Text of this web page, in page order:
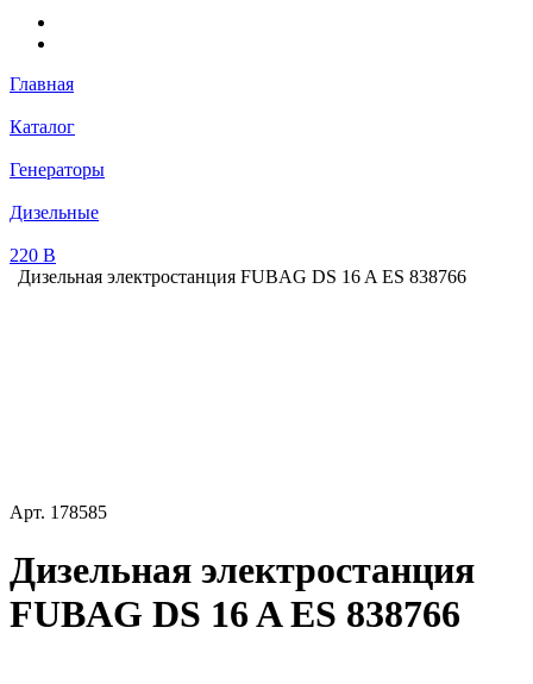
Главная
Каталог
Генераторы
Дизельные
220 В
Дизельная электростанция FUBAG DS 16 A ES 838766
Арт. 178585
Дизельная электростанция
FUBAG DS 16 A ES 838766